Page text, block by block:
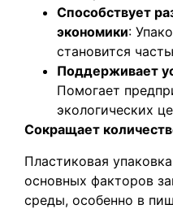
Способствует
экономики:
становится
Поддерживает
Помогает
экологических
Сокращает
Пластиковая
основных факторов
среды, особенно в